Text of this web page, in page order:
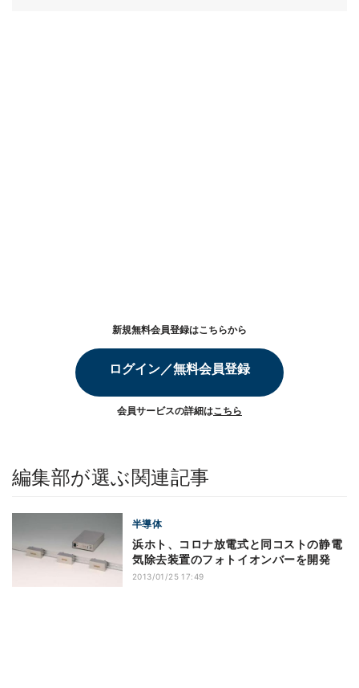
新規無料会員登録はこちらから
ログイン／無料会員登録
会員サービスの詳細はこちら
編集部が選ぶ関連記事
半導体
浜ホト、コロナ放電式と同コストの静電
気除去装置のフォトイオンバーを開発
2013/01/25 17:49